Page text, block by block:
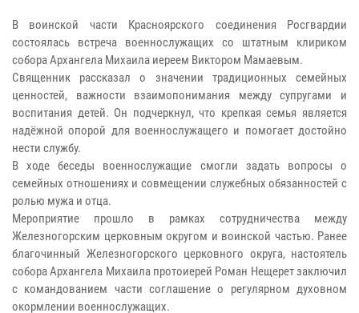
В воинской части Красноярского соединения Росгвардии
состоялась встреча военнослужащих со штатным клириком
собора Архангела Михаила иереем Виктором Мамаевым.
Священник рассказал о значении традиционных семейных
ценностей, важности взаимопонимания между супругами и
воспитания детей. Он подчеркнул, что крепкая семья является
надёжной опорой для военнослужащего и помогает достойно
нести службу.
В ходе беседы военнослужащие смогли задать вопросы о
семейных отношениях и совмещении служебных обязанностей с
ролью мужа и отца.
Мероприятие прошло в рамках сотрудничества между
Железногорским церковным округом и воинской частью. Ранее
благочинный Железногорского церковного округа, настоятель
собора Архангела Михаила протоиерей Роман Нещерет заключил
с командованием части соглашение о регулярном духовном
окормлении военнослужащих.